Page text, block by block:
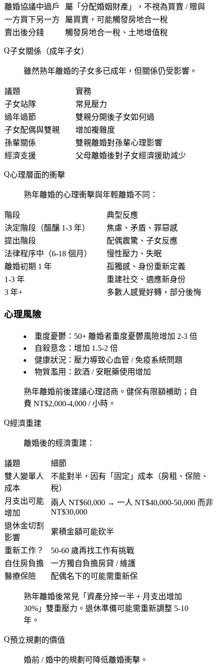
離婚協議中過戶
屬「分配婚姻財產」，不視為買賣 / 贈與
一方買下另一方
屬買賣，可能觸發房地合一稅
賣出後分錢
觸發房地合一稅、土地增值稅
子女關係（成年子女）
雖然熟年離婚的子女多已成年，但關係仍受影響。
議題
實務
子女站隊
常見壓力
過年過節
雙親分開後子女如何過
子女配偶與雙親
增加複雜度
孫輩關係
雙親離婚對孫輩心理影響
經濟支援
父母離婚後對子女經濟援助減少
心理層面的衝擊
熟年離婚的心理衝擊與年輕離婚不同：
階段
典型反應
決定階段（醞釀 1-3 年）
焦慮、矛盾、罪惡感
提出階段
配偶震驚、子女反應
法律程序中（6-18 個月）
慢性壓力、失眠
離婚初期 1 年
孤獨感、身份重新定義
1-3 年
重建社交、適應新身份
3 年+
多數人感覺好轉，部分後悔
心理風險
重度憂鬱：50+ 離婚者重度憂鬱風險增加 2-3 倍
自殺意念：增加 1.5-2 倍
健康狀況：壓力導致心血管 / 免疫系統問題
物質濫用：飲酒 / 安眠藥使用增加
熟年離婚前後建議心理諮商。健保有限額補助；自
費 NT$2,000-4,000 / 小時。
經濟重建
離婚後的經濟重建：
議題
細節
雙人變單人
成本
不能對半，因有「固定」成本（房租、保險、
稅）
月支出可能
增加
兩人 NT$60,000 → 一人 NT$40,000-50,000 而非
NT$30,000
退休金切割
影響
累積金額可能砍半
重新工作？
50-60 歲再找工作有挑戰
自住房負擔
一方獨自負擔房貸 / 維護
醫療保險
配偶名下的可能需重新保
熟年離婚後常見「資產分掉一半 + 月支出增加
30%」雙重壓力。退休準備可能需重新調整 5-10
年。
預立規劃的價值
婚前 / 婚中的規劃可降低離婚衝擊。